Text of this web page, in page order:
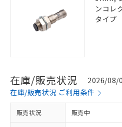
ンコレ
タイプ
在庫/販売状況
2026/08/
在庫/販売状況 ご利用条件
販売状況 販売中